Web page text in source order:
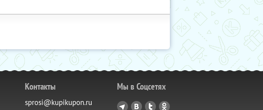
Контакты
sprosi@kupikupon.ru
Мы в Соцсетях